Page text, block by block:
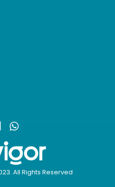
All Rights Reserved